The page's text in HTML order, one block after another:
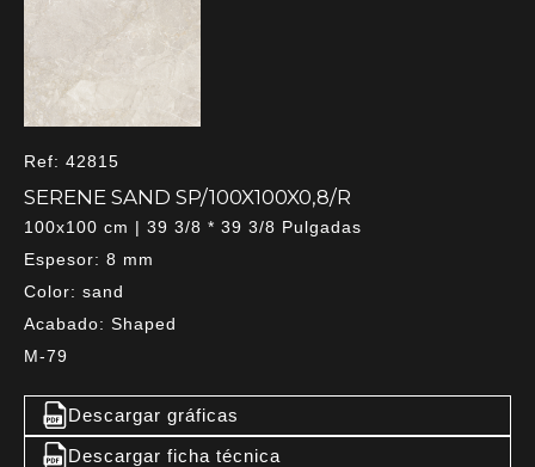
Ref: 42815
SERENE SAND SP/100X100X0,8/R
100x100 cm | 39 3/8 * 39 3/8 Pulgadas
Espesor: 8 mm
Color: sand
Acabado: Shaped
M-79
Descargar gráficas
Descargar ficha técnica